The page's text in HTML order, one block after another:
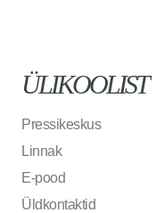
ÜLIKOOLIST
Pressikeskus
Linnak
E-pood
Üldkontaktid